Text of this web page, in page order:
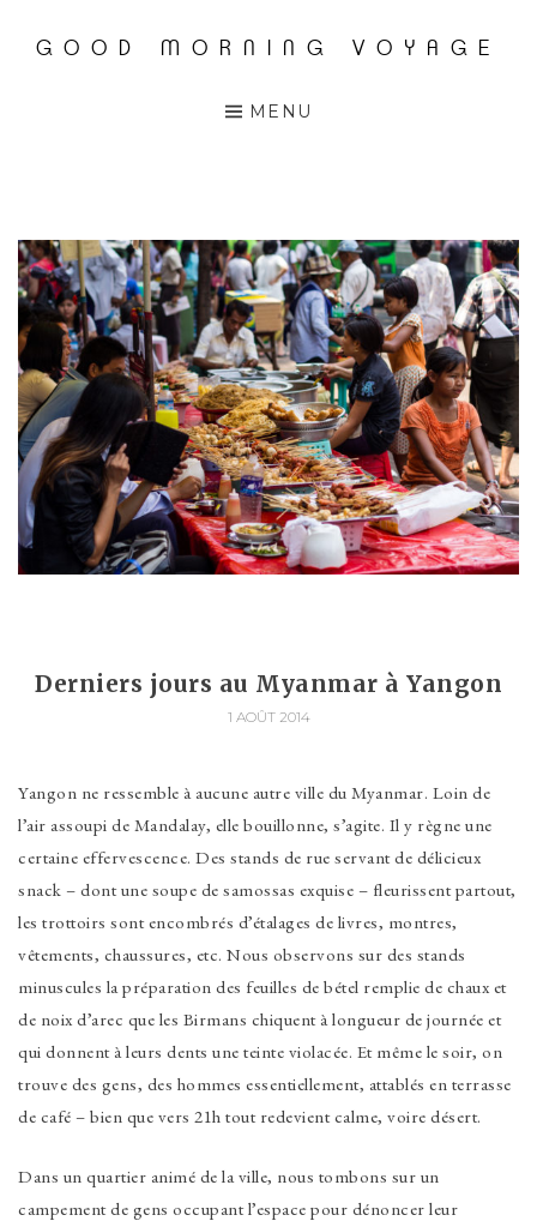
AccéderGOOD MORNING VOYAGE
MENU
Derniers jours au Myanmar à Yangon
1 AOÛT 2014
Yangon ne ressemble à aucune autre ville du Myanmar. Loin de
l’air assoupi de Mandalay, elle bouillonne, s’agite. Il y règne une
certaine effervescence. Des stands de rue servant de délicieux
snack – dont une soupe de samossas exquise – fleurissent partout,
les trottoirs sont encombrés d’étalages de livres, montres,
vêtements, chaussures, etc. Nous observons sur des stands
minuscules la préparation des feuilles de bétel remplie de chaux et
de noix d’arec que les Birmans chiquent à longueur de journée et
qui donnent à leurs dents une teinte violacée. Et même le soir, on
trouve des gens, des hommes essentiellement, attablés en terrasse
de café – bien que vers 21h tout redevient calme, voire désert.
Dans un quartier animé de la ville, nous tombons sur un
campement de gens occupant l’espace pour dénoncer leur